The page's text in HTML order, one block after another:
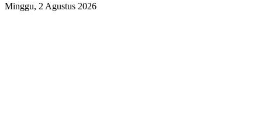
Minggu, 2 Agustus 2026